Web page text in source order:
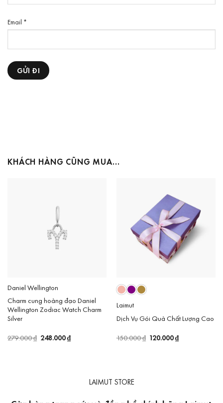
Email *
KHÁCH HÀNG CŨNG MUA…
Daniel Wellington
Charm cung hoàng đạo Daniel
Wellington Zodiac Watch Charm
Silver
279.000₫ Giá
248.000₫
Laimut
Dịch Vụ Gói Quà Chất Lượng Cao
150.000₫ Giá
120.000₫
LAIMUT STORE